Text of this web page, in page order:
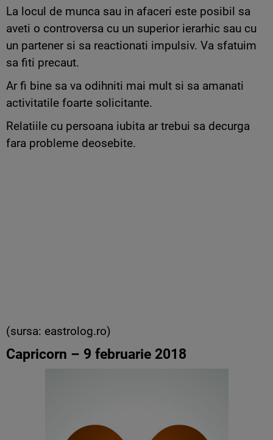
La locul de munca sau in afaceri este posibil sa
aveti o controversa cu un superior ierarhic sau cu
un partener si sa reactionati impulsiv. Va sfatuim
sa fiti precaut.
Ar fi bine sa va odihniti mai mult si sa amanati
activitatile foarte solicitante.
Relatiile cu persoana iubita ar trebui sa decurga
fara probleme deosebite.
(sursa: eastrolog.ro)
Capricorn – 9 februarie 2018